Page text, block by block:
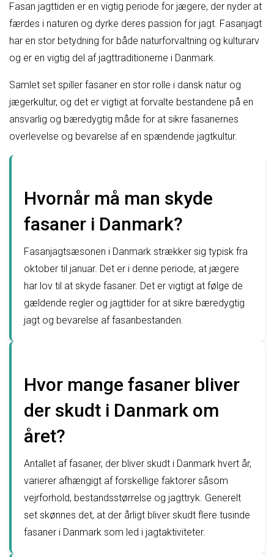
Fasan jagttiden er en vigtig periode for jægere, der nyder at
færdes i naturen og dyrke deres passion for jagt. Fasanjagt
har en stor betydning for både naturforvaltning og kulturarv
og er en vigtig del af jagttraditionerne i Danmark.
Samlet set spiller fasaner en stor rolle i dansk natur og
jægerkultur, og det er vigtigt at forvalte bestandene på en
ansvarlig og bæredygtig måde for at sikre fasanernes
overlevelse og bevarelse af en spændende jagtkultur.
Hvornår må man skyde
fasaner i Danmark?
Fasanjagtsæsonen i Danmark strækker sig typisk fra
oktober til januar. Det er i denne periode, at jægere
har lov til at skyde fasaner. Det er vigtigt at følge de
gældende regler og jagttider for at sikre bæredygtig
jagt og bevarelse af fasanbestanden.
Hvor mange fasaner bliver
der skudt i Danmark om
året?
Antallet af fasaner, der bliver skudt i Danmark hvert år,
varierer afhængigt af forskellige faktorer såsom
vejrforhold, bestandsstørrelse og jagttryk. Generelt
set skønnes det, at der årligt bliver skudt flere tusinde
fasaner i Danmark som led i jagtaktiviteter.